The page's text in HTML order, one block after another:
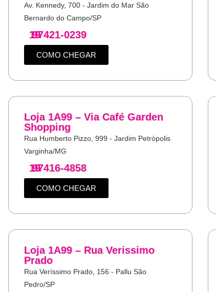
Av. Kennedy, 700 - Jardim do Mar São
Bernardo do Campo/SP
19
97421-0239
COMO CHEGAR
Loja 1A99 – Via Café Garden
Shopping
Rua Humberto Pizzo, 999 - Jardim Petrópolis
Varginha/MG
19
97416-4858
COMO CHEGAR
Loja 1A99 – Rua Verissimo
Prado
Rua Veríssimo Prado, 156 - Pallu São
Pedro/SP